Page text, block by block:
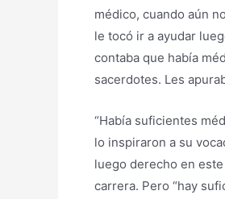
médico, cuando aún
le tocó ir a ayudar
contaba que había
sacerdotes. Les
“Había suficientes
lo inspiraron a su
luego derecho en
carrera. Pero “hay